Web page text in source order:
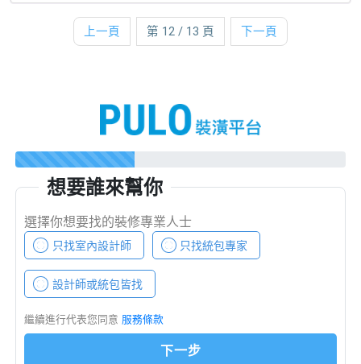
上一頁 第 12 / 13 頁 下一頁